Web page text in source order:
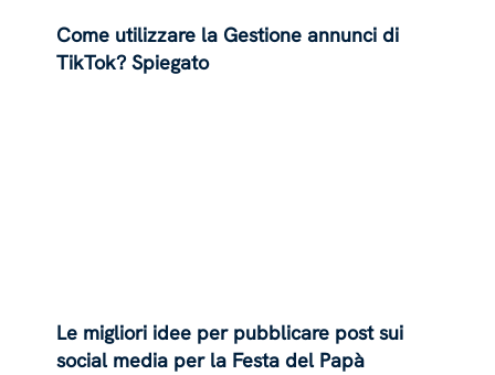
Come utilizzare la Gestione annunci di
TikTok? Spiegato
Le migliori idee per pubblicare post sui
social media per la Festa del Papà